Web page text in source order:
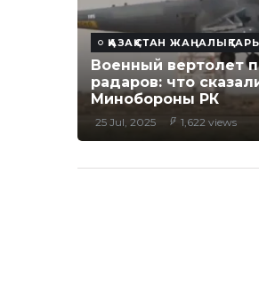
ҚАЗАҚСТАН
Военный вертолет
радаров: что
Минобороны РК
25 Jul, 2025 1,622 views